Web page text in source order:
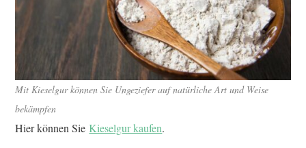
Mit Kieselgur können Sie Ungeziefer auf natürliche Art und Weise
bekämpfen
Hier können SieKieselgur kaufen.